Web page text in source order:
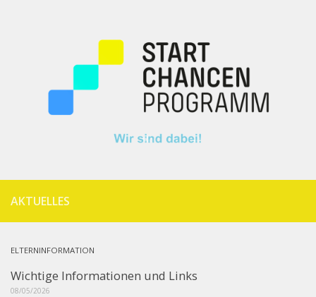
AKTUELLES
ELTERNINFORMATION
Wichtige Informationen und Links
08/05/2026